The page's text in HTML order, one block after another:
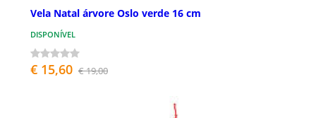
Vela Natal árvore Oslo verde 16 cm
DISPONÍVEL
€ 15,60 € 19,00